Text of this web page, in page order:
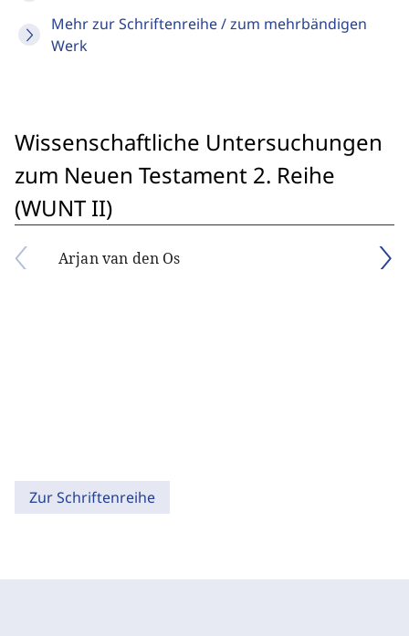
Mehr zur Schriftenreihe / zum mehrbändigen
Werk
Wissenschaftliche Untersuchungen
zum Neuen Testament 2. Reihe
(WUNT II)
Arjan van den Os
Zur Schriftenreihe